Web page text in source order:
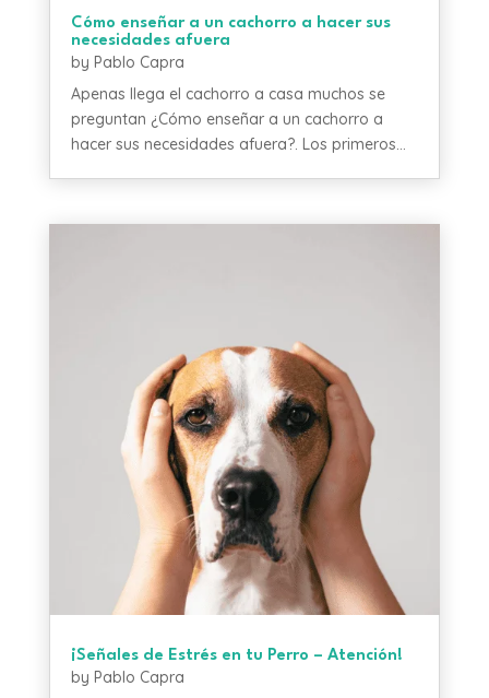
Cómo enseñar a un cachorro a hacer sus
necesidades afuera
by Pablo Capra
Apenas llega el cachorro a casa muchos se
preguntan ¿Cómo enseñar a un cachorro a
hacer sus necesidades afuera?. Los primeros...
¡Señales de Estrés en tu Perro – Atención!
by Pablo Capra